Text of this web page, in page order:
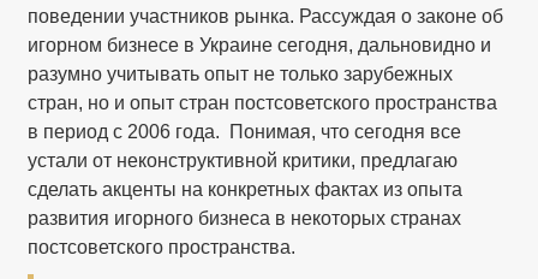
поведении участников рынка. Рассуждая о законе об
игорном бизнесе в Украине сегодня, дальновидно и
разумно учитывать опыт не только зарубежных
стран, но и опыт стран постсоветского пространства
в период с 2006 года. Понимая, что сегодня все
устали от неконструктивной критики, предлагаю
сделать акценты на конкретных фактах из опыта
развития игорного бизнеса в некоторых странах
постсоветского пространства.